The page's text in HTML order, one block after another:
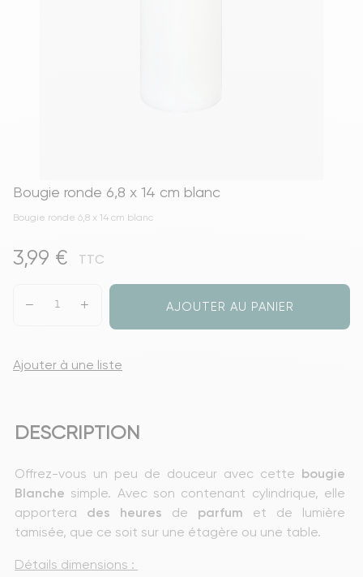
Bougie ronde 6,8 x 14 cm blanc
Bougie ronde 6,8 x 14 cm blanc
3,99 € TTC
AJOUTER AU PANIER
Ajouter à une liste
DESCRIPTION
Offrez-vous un peu de douceur avec cette bougie
Blanche simple. Avec son contenant cylindrique, elle
apportera des heures de parfum et de lumière
tamisée, que ce soit sur une étagère ou une table.
Détails dimensions :